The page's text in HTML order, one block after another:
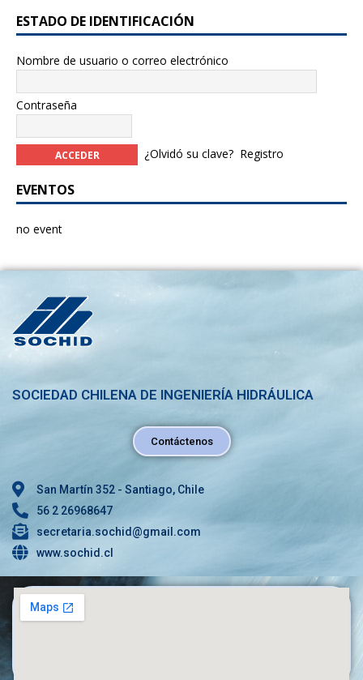
ESTADO DE IDENTIFICACIÓN
Nombre de usuario o correo electrónico
Contraseña
¿Olvidó su clave? Registro
EVENTOS
no event
SOCIEDAD CHILENA DE INGENIERÍA HIDRÁULICA
Contáctenos
San Martín 352 - Santiago, Chile
56 2 26968647
secretaria.sochid@gmail.com
www.sochid.cl